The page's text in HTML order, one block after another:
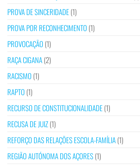
PROVA DE SINCERIDADE(1)
PROVA POR RECONHECIMENTO (1)
PROVOCAÇÃO (1)
RAÇA CIGANA(2)
RACISMO (1)
RAPTO (1)
RECURSO DE CONSTITUCIONALIDADE(1)
RECUSA DE JUIZ(1)
REFORÇO DAS RELAÇÕES ESCOLA-FAMÍLIA(1)
REGIÃO AUTÓNOMA DOS AÇORES(1)